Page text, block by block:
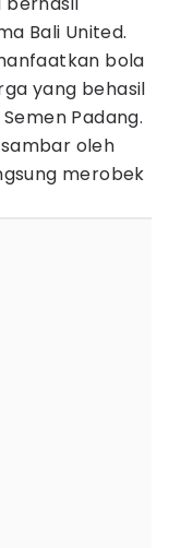
Bali United.
bola
yang behasil
Padang.
oleh
merobek